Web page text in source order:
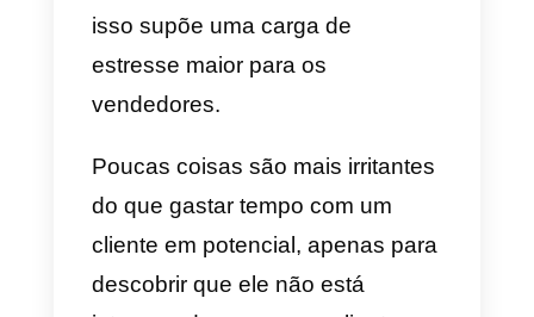
ligação com uma pessoa que
parecia interessada. É um fato
com o qual todos os vendedores
devem lidar todos os dias.
Algo muito interessante e ao
mesmo tempo estressante é que